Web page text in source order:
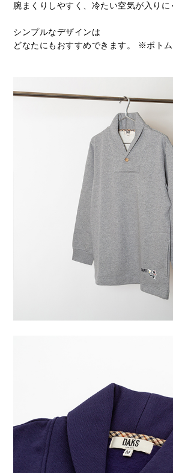
腕まくりしやすく、冷たい空気が入りに
シンプルなデザインは
どなたにもおすすめできます。 ※ボト